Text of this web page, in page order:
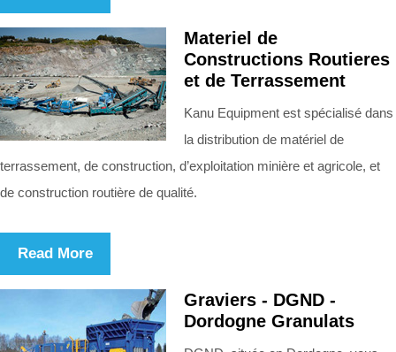
Materiel de
Constructions Routieres
et de Terrassement
Kanu Equipment est spécialisé dans
la distribution de matériel de
terrassement, de construction, d’exploitation minière et agricole, et
de construction routière de qualité.
Read More
Graviers - DGND -
Dordogne Granulats